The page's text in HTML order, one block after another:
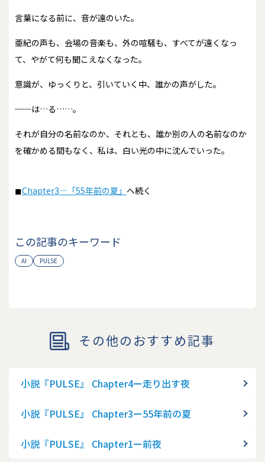
言葉になる前に、音が遠のいた。
亜紀の声も、会場の音楽も、外の喧騒も、すべてが遠くなっ
て、やがて何も聞こえなくなった。
意識が、ゆっくりと、引いていく中、誰かの声がした。
──は…る……。
それが自分の名前なのか、それとも、誰か別の人の名前なのか
を確かめる間もなく、私は、白い光の中に沈んでいった。
◼︎Chapter3―「55年前の夏」 へ続く
この記事のキーワード
AI PULSE
その他のおすすめ記事
小説『PULSE』 Chapter4ー走り出す夜
小説『PULSE』 Chapter3ー55年前の夏
小説『PULSE』 Chapter1ー前夜